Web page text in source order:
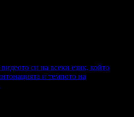
си на всеки език, който
и темпото на